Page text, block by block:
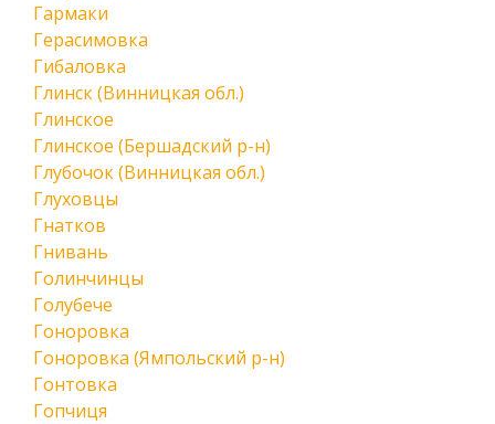
Гармаки
Герасимовка
Гибаловка
Глинск (Винницкая обл.)
Глинское
Глинское (Бершадский р-н)
Глубочок (Винницкая обл.)
Глуховцы
Гнатков
Гнивань
Голинчинцы
Голубече
Гоноровка
Гоноровка (Ямпольский р-н)
Гонтовка
Гопчиця